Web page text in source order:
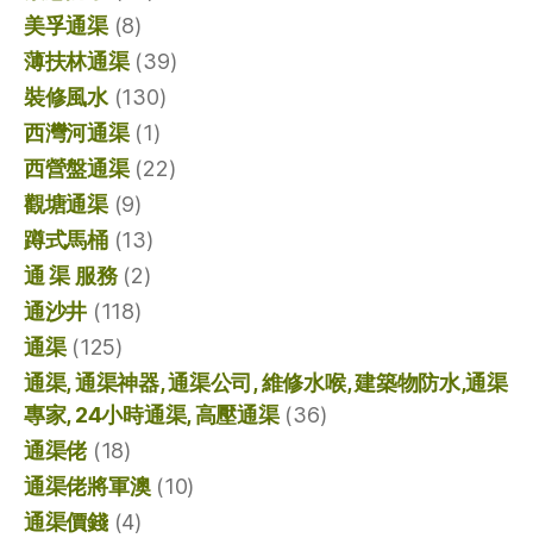
美孚通渠(8)
薄扶林通渠(39)
裝修風水(130)
西灣河通渠(1)
西營盤通渠(22)
觀塘通渠(9)
蹲式馬桶(13)
通 渠 服務(2)
通沙井 (118)
通渠(125)
通渠, 通渠神器, 通渠公司, 維修水喉, 建築物防水,通渠
專家, 24小時通渠, 高壓通渠(36)
通渠佬(18)
通渠佬將軍澳(10)
通渠價錢(4)